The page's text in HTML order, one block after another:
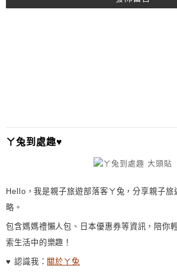
I
V
ㄚ兔到處趣♥
Hello，我是親子旅遊部落客ㄚ兔，分享親子旅
略。
包含媽媽禮懶人包、日本優惠券等資訊，陪你
索生活中的樂趣！
♥ 認識我： 關於ㄚ兔